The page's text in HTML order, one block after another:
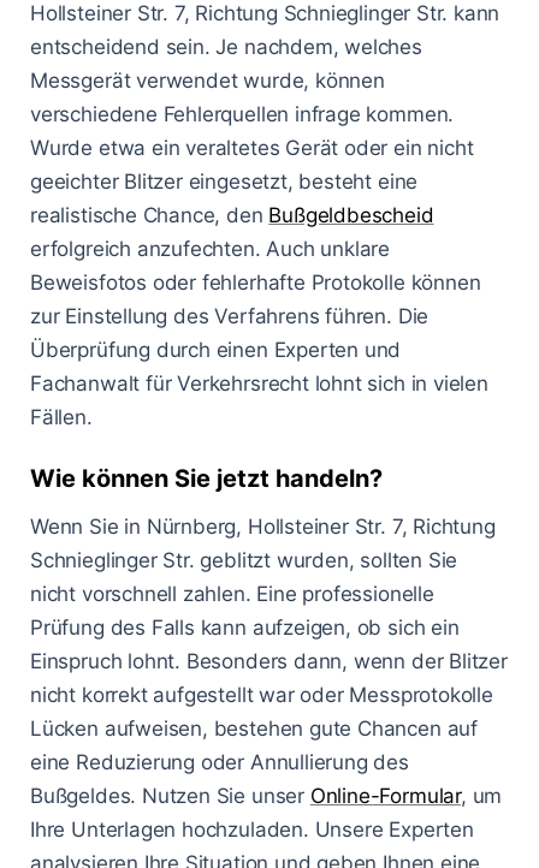
Hollsteiner Str. 7, Richtung Schnieglinger Str. kann
entscheidend sein. Je nachdem, welches
Messgerät verwendet wurde, können
verschiedene Fehlerquellen infrage kommen.
Wurde etwa ein veraltetes Gerät oder ein nicht
geeichter Blitzer eingesetzt, besteht eine
realistische Chance, den Bußgeldbescheid
erfolgreich anzufechten. Auch unklare
Beweisfotos oder fehlerhafte Protokolle können
zur Einstellung des Verfahrens führen. Die
Überprüfung durch einen Experten und
Fachanwalt für Verkehrsrecht lohnt sich in vielen
Fällen.
Wie können Sie jetzt handeln?
Wenn Sie in Nürnberg, Hollsteiner Str. 7, Richtung
Schnieglinger Str. geblitzt wurden, sollten Sie
nicht vorschnell zahlen. Eine professionelle
Prüfung des Falls kann aufzeigen, ob sich ein
Einspruch lohnt. Besonders dann, wenn der Blitzer
nicht korrekt aufgestellt war oder Messprotokolle
Lücken aufweisen, bestehen gute Chancen auf
eine Reduzierung oder Annullierung des
Bußgeldes. Nutzen Sie unser Online-Formular, um
Ihre Unterlagen hochzuladen. Unsere Experten
analysieren Ihre Situation und geben Ihnen eine